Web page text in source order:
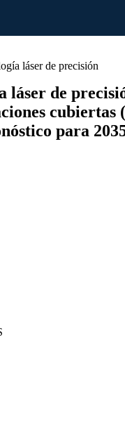
láser de precisión
láser de
para